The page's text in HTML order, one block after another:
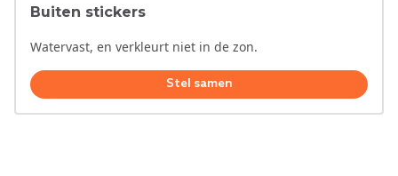
Buiten stickers
Watervast, en verkleurt niet in de zon.
Stel samen